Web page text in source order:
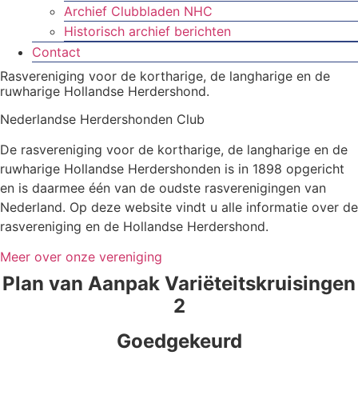
Archief Clubbladen NHC
Historisch archief berichten
Contact
Rasvereniging voor de kortharige, de langharige en de
ruwharige Hollandse Herdershond.
Nederlandse Herdershonden Club
De rasvereniging voor de kortharige, de langharige en de
ruwharige Hollandse Herdershonden is in 1898 opgericht
en is daarmee één van de oudste rasverenigingen van
Nederland. Op deze website vindt u alle informatie over de
rasvereniging en de Hollandse Herdershond.
Meer over onze vereniging
Plan van Aanpak Variëteitskruisingen
2
Goedgekeurd